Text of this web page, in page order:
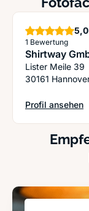
5,0
1 Bewertung
Shirtway
Lister Meile 39
30161
Profil ansehen
: Shirtway GmbH